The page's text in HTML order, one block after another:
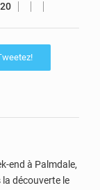
end à Palmdale,
découverte le